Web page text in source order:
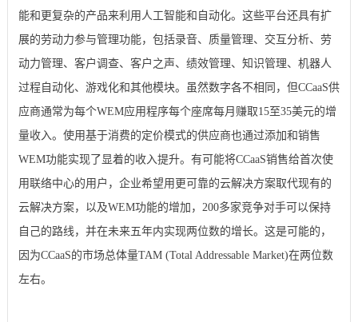
能和更复杂的产品来利用人工智能和自动化。这些平台还具有扩
展的劳动力参与管理功能，包括录音、质量管理、交互分析、劳
动力管理、客户调查、客户之声、绩效管理、知识管理、机器人
过程自动化、游戏化和其他模块。虽然数字各不相同，但CCaaS供
应商通常为每个WEM应用程序每个座席每月赚取15至35美元的增
量收入。使用基于消费的定价模式的供应商也通过添加和销售
WEM功能实现了显着的收入提升。有可能将CCaaS销售给首次使
用联络中心的用户，企业希望用更可靠的云解决方案取代现有的
云解决方案，以及WEM功能的增加，200多家竞争对手可以保持
自己的路线，并在未来五年内实现两位数的增长。这是可能的，
因为CCaaS的市场总体量TAM (Total Addressable Market)在两位数
左右。